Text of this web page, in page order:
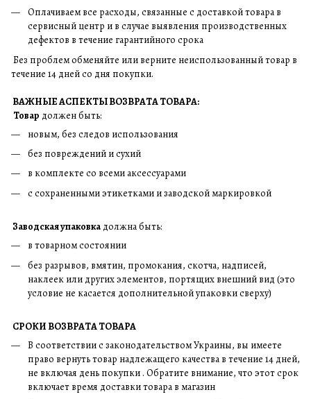
Оплачиваем все расходы, связанные с доставкой товара в
сервисный центр и в случае выявления производственных
дефектов в течение гарантийного срока
Без проблем обменяйте или верните неиспользованный товар в
течение 14 дней со дня покупки.
ВАЖНЫЕ АСПЕКТЫ ВОЗВРАТА ТОВАРА:
Товар должен быть:
новым, без следов использования
без повреждений и сухий
в комплекте со всеми аксессуарами
с сохраненными этикетками и заводской маркировкой
Заводская упаковка должна быть:
в товарном состоянии
без разрывов, вмятин, промокания, скотча, надписей,
наклеек или других элементов, портящих внешний вид (это
условие не касается дополнительной упаковки сверху)
СРОКИ ВОЗВРАТА ТОВАРА
В соответствии с законодательством Украины, вы имеете
право вернуть товар надлежащего качества в течение 14 дней,
не включая день покупки . Обратите внимание, что этот срок
включает время доставки товара в магазин